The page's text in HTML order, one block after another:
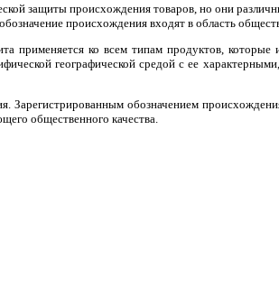
защиты происхождения товаров, но они
происхождения входят в область
применяется ко всем типам продуктов,
географической средой с ее
обозначением
общественного качества.